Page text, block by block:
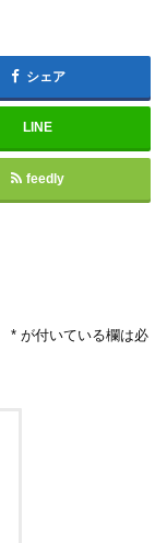
シェア
LINE
feedly
* が付いている欄は必